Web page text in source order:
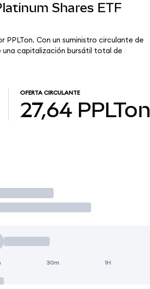
Shares ETF
PPLTon. Con un suministro circulante de
una capitalización bursátil total de
OFERTA CIRCULANTE
27,64 PPLTon
30m 1H